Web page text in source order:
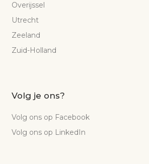
Overijssel
Utrecht
Zeeland
Zuid-Holland
Volg je ons?
Volg ons op Facebook
Volg ons op LinkedIn